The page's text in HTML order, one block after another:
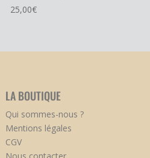
25,00€
LA BOUTIQUE
Qui sommes-nous ?
Mentions légales
CGV